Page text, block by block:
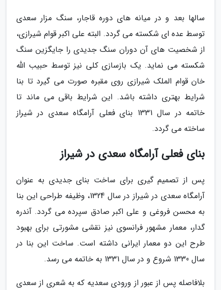
سالها بعد و در میانه های دوره قاجار، سنگ مزار سعدی
توسط عده ای شکسته می گردد. البته علی اکبر قوام شیرازی،
از شخصیت های آن دوران سنگ جدیدی را جایگزین سنگ
شکسته می نماید. یک بازسازی کلی نیز توسط حبیب الله
خان قوام الملک شیرازی روی مقبره صورت می گیرد تا بنا
شرایط بهتری داشته باشد. این شرایط باقی می ماند تا
خاتمه در سال 1331 بنای فعلی آرامگاه سعدی در شیراز
ساخته می گردد.
بنای فعلی آرامگاه سعدی در شیراز
پس از تصمیم گیری برای ساخت بنای جدیدی به عنوان
آرامگاه سعدی در شیراز در سال 1324، وظیفه طراحی این بنا
به محسن فروغی و علی اکبر صادق سپرده می گردد. آندره
گدار، معمار مشهور فرانسوی نیز نقشی مشورتی برای بهبود
طرح این دو معمار ایرانی داشته است. ساخت این بنا در
سال 1330 شروع و در سال 1331 به خاتمه می رسد.
بلافاصله پس از عبور از ورودی سعدیه که به شعری از سعدی